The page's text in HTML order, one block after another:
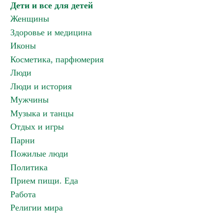
Дети и все для детей
Женщины
Здоровье и медицина
Иконы
Косметика, парфюмерия
Люди
Люди и история
Мужчины
Музыка и танцы
Отдых и игры
Парни
Пожилые люди
Политика
Прием пищи. Еда
Работа
Религии мира